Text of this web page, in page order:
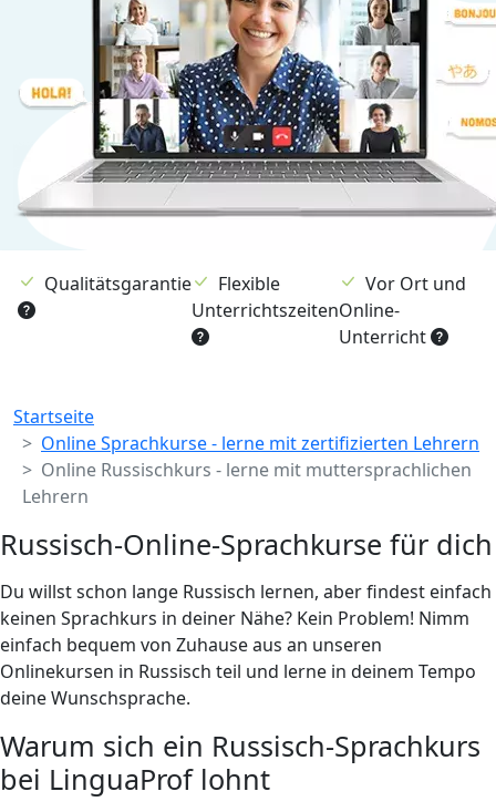
Qualitätsgarantie
Flexible
Unterrichtszeiten
Vor Ort und
Online-
Unterricht
Breadcrumb
Startseite
Online Sprachkurse - lerne mit zertifizierten Lehrern
Online Russischkurs - lerne mit muttersprachlichen
Lehrern
Russisch-Online-Sprachkurse für dich
Du willst schon lange Russisch lernen, aber findest einfach
keinen Sprachkurs in deiner Nähe? Kein Problem! Nimm
einfach bequem von Zuhause aus an unseren
Onlinekursen in Russisch teil und lerne in deinem Tempo
deine Wunschsprache.
Warum sich ein Russisch-Sprachkurs
bei LinguaProf lohnt